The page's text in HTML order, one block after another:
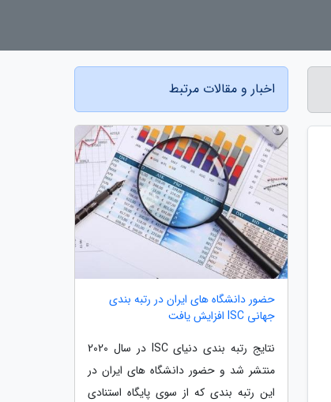
اخبار و مقالات مرتبط
حضور دانشگاه های ایران در رتبه بندی
جهانی ISC افزایش یافت
نتایج رتبه بندی دنیای ISC در سال 2020
منتشر شد و حضور دانشگاه های ایران در
این رتبه بندی که از سوی پایگاه استنادی